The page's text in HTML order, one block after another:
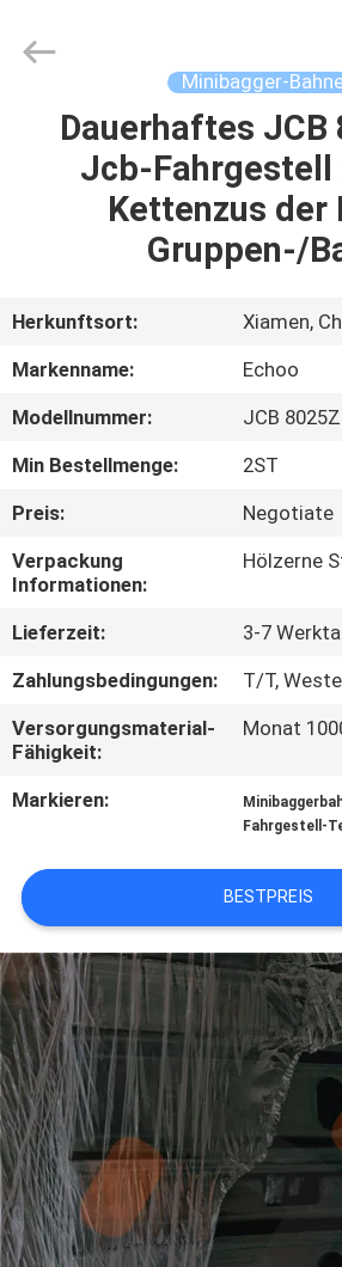
HAUS
PRODUKTE
UNS
AUSFLUG
NACHRICHTEN
FORDERN
ZITAT
PRIVACY
POLICY
Rights
Minibagger-
Dauerhaftes JCB
Jcb-
Kettenzus der
Gruppen-/
Herkunftsort:
Xiamen,
Markenname:
Echoo
Modellnummer:
JCB
Min Bestellmenge:
2ST
Preis:
Negotiate
Verpackung
Informationen:
Hölzerne
Lieferzeit:
3-7
Zahlungsbedingungen:
T/T,
Versorgungsmaterial-
Fähigkeit:
Monat
Markieren:
Fahrgestell-
BESTPREIS